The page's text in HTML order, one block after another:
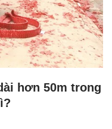
hơn 50m trong